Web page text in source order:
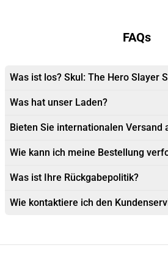
FAQs
Was ist los? Skul: The Hero Slayer
Was hat unser Laden?
Bieten Sie internationalen Versand
Wie kann ich meine Bestellung
Was ist Ihre Rückgabepolitik?
Wie kontaktiere ich den